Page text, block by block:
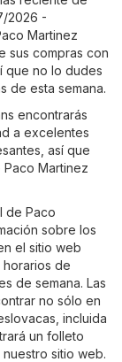
2026 -
Martinez
sus compras con
que no lo dudes
de esta semana.
encontrarás
a excelentes
así que
Martinez
de Paco
sobre los
el sitio web
horarios de
de semana. Las
no sólo en
incluida
un folleto
sitio web.